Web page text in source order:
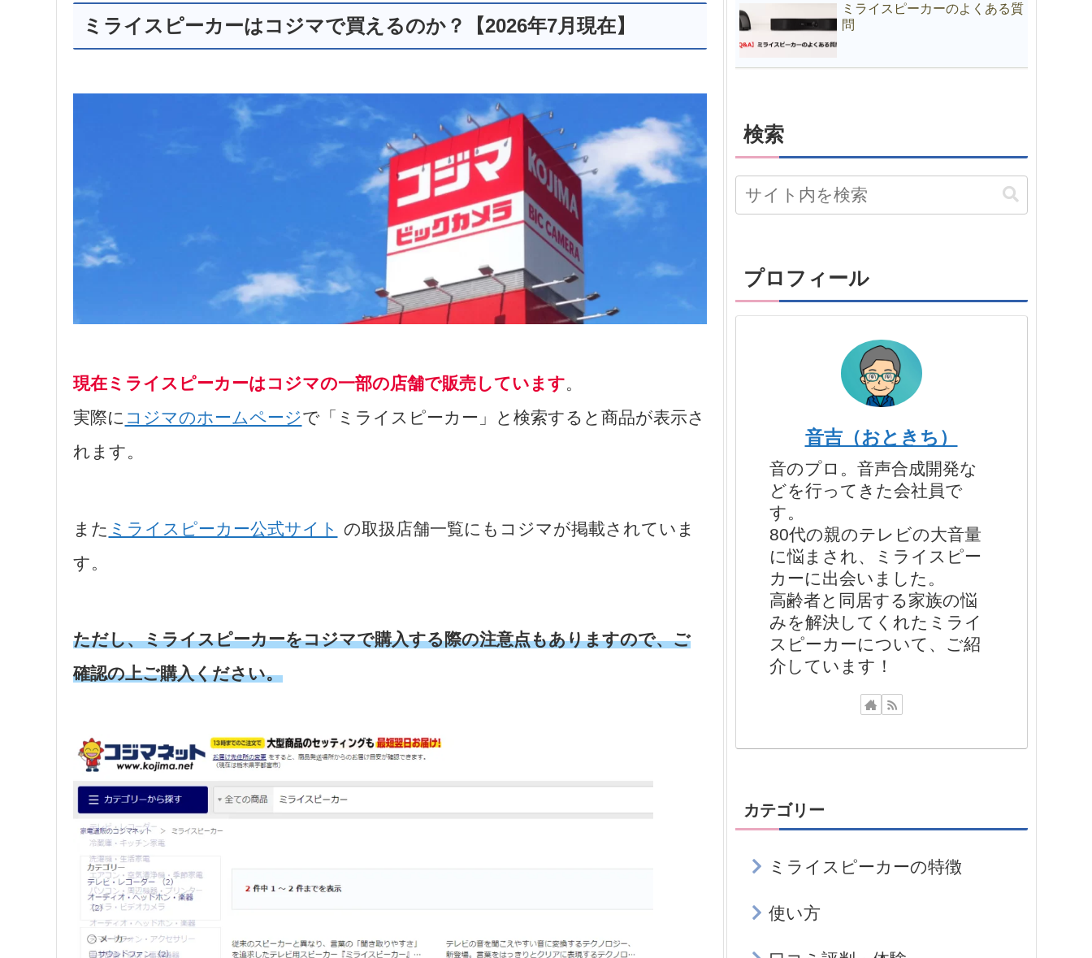
ミライスピーカーはコジマで買えるのか？【2026年7月現在】
現在ミライスピーカーはコジマの一部の店舗で販売しています。
実際に コジマのホームページで「ミライスピーカー」と検索すると商品が表示さ
れます。
また ミライスピーカー公式サイト の取扱店舗一覧にもコジマが掲載されていま
す。
ただし、ミライスピーカーをコジマで購入する際の注意点もありますので、ご
確認の上ご購入ください。
ミライスピーカーのよくある質
問
検索
プロフィール
音吉（おときち）
音のプロ。音声合成開発な
どを行ってきた会社員で
す。
80代の親のテレビの大音量
に悩まされ、ミライスピー
カーに出会いました。
高齢者と同居する家族の悩
みを解決してくれたミライ
スピーカーについて、ご紹
介しています！
カテゴリー
ミライスピーカーの特徴
使い方